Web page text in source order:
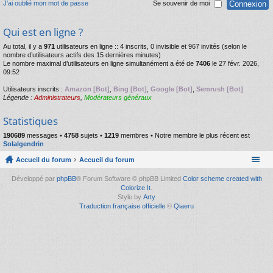
J’ai oublié mon mot de passe Se souvenir de moi
Qui est en ligne ?
Au total, il y a 971 utilisateurs en ligne :: 4 inscrits, 0 invisible et 967 invités (selon le
nombre d’utilisateurs actifs des 15 dernières minutes)
Le nombre maximal d’utilisateurs en ligne simultanément a été de 7406 le 27 févr. 2026,
09:52
Utilisateurs inscrits : Amazon [Bot] Bing [Bot] Google [Bot] Semrush [Bot]
Légende : Administrateurs Modérateurs généraux
Statistiques
190689 messages • 4758 sujets • 1219 membres • Notre membre le plus récent est
Solalgendrin
Accueil du forum Accueil du forum
Développé par phpBB® Forum Software © phpBB Limited Color scheme created with
Colorize It.
Style by Arty
Traduction française officielle © Qiaeru